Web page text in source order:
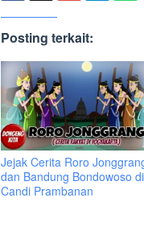
Posting terkait:
Jejak Cerita Roro
dan Bandung Bondowoso di
Candi Prambanan